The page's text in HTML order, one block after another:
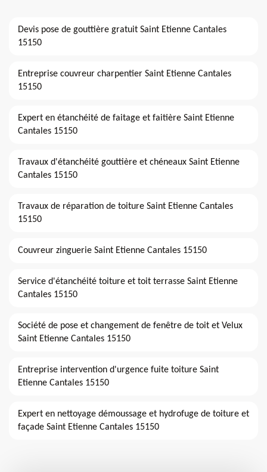
Devis pose de gouttière gratuit Saint Etienne Cantales
15150
Entreprise couvreur charpentier Saint Etienne Cantales
15150
Expert en étanchéité de faitage et faitière Saint Etienne
Cantales 15150
Travaux d'étanchéité gouttière et chéneaux Saint Etienne
Cantales 15150
Travaux de réparation de toiture Saint Etienne Cantales
15150
Couvreur zinguerie Saint Etienne Cantales 15150
Service d'étanchéité toiture et toit terrasse Saint Etienne
Cantales 15150
Société de pose et changement de fenêtre de toit et Velux
Saint Etienne Cantales 15150
Entreprise intervention d'urgence fuite toiture Saint
Etienne Cantales 15150
Expert en nettoyage démoussage et hydrofuge de toiture et
façade Saint Etienne Cantales 15150